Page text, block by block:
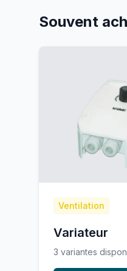
Souvent
Ventilation
Variateur
3 variantes